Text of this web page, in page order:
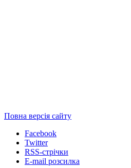
Повна версія сайту
Facebook
Twitter
RSS-стрічки
E-mail розсилка